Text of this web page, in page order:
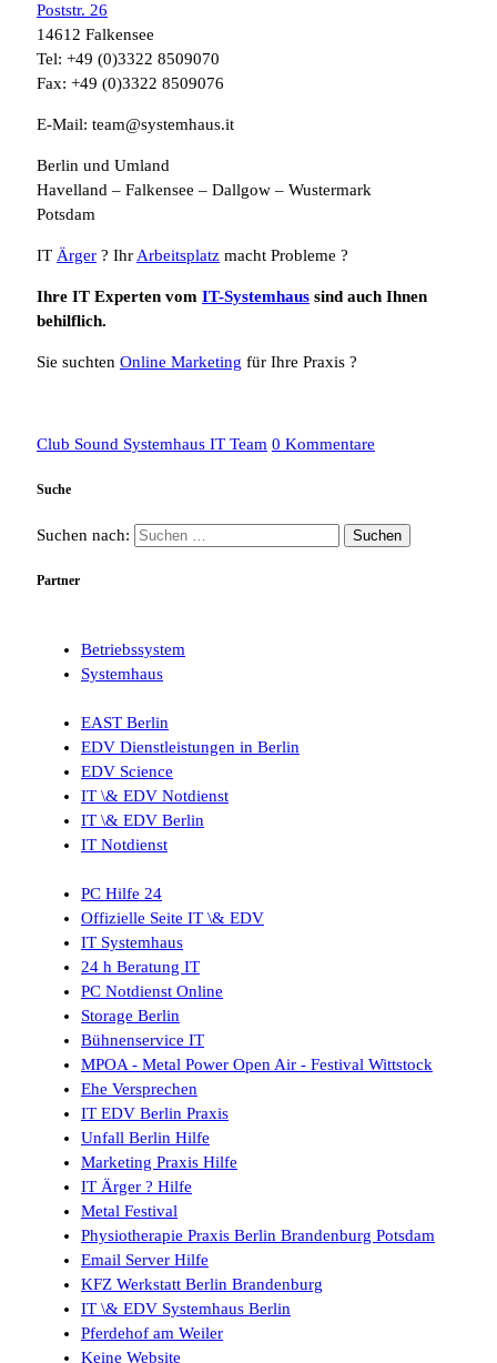
Poststr. 26
14612 Falkensee
Tel: +49 (0)3322 8509070
Fax: +49 (0)3322 8509076
E-Mail: team@systemhaus.it
Berlin und Umland
Havelland – Falkensee – Dallgow – Wustermark
Potsdam
IT Ärger ? IhrArbeitsplatz macht Probleme ?
Ihre IT Experten vom IT-Systemhaus sind auch Ihnen
behilflich.
Sie suchten Online Marketing für Ihre Praxis ?
Club Sound Systemhaus IT Team 0 Kommentare
Suche
Suchen nach:
Partner
Betriebssystem
Systemhaus
EAST Berlin
EDV Dienstleistungen in Berlin
EDV Science
IT \& EDV Notdienst
IT \& EDV Berlin
IT Notdienst
PC Hilfe 24
Offizielle Seite IT \& EDV
IT Systemhaus
24 h Beratung IT
PC Notdienst Online
Storage Berlin
Bühnenservice IT
MPOA - Metal Power Open Air - Festival Wittstock
Ehe Versprechen
IT EDV Berlin Praxis
Unfall Berlin Hilfe
Marketing Praxis Hilfe
IT Ärger ? Hilfe
Metal Festival
Physiotherapie Praxis Berlin Brandenburg Potsdam
Email Server Hilfe
KFZ Werkstatt Berlin Brandenburg
IT \& EDV Systemhaus Berlin
Pferdehof am Weiler
Keine Website